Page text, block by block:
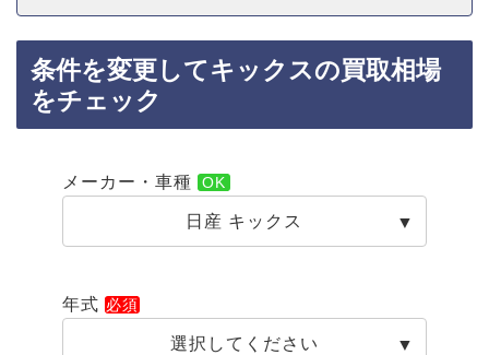
条件を変更してキックスの買取相場
をチェック
メーカー・車種
日産 キックス
年式
選択してください